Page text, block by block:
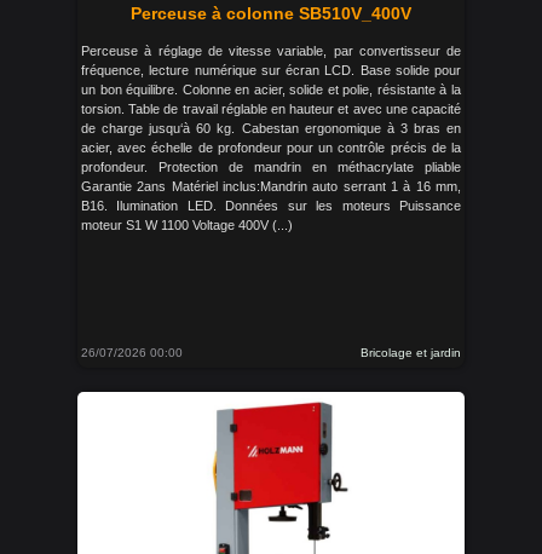
Perceuse à colonne SB510V_400V
Perceuse à réglage de vitesse variable, par convertisseur de
fréquence, lecture numérique sur écran LCD. Base solide pour
un bon équilibre. Colonne en acier, solide et polie, résistante à la
torsion. Table de travail réglable en hauteur et avec une capacité
de charge jusqu‘à 60 kg. Cabestan ergonomique à 3 bras en
acier, avec échelle de profondeur pour un contrôle précis de la
profondeur. Protection de mandrin en méthacrylate pliable
Garantie 2ans Matériel inclus:Mandrin auto serrant 1 à 16 mm,
B16. Ilumination LED. Données sur les moteurs Puissance
moteur S1 W 1100 Voltage 400V (...)
26/07/2026 00:00 Bricolage et jardin